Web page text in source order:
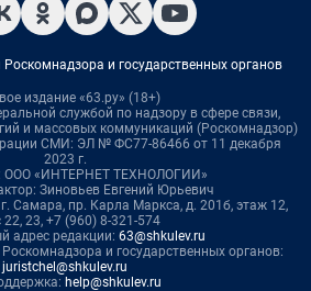
и государственных органов
издание «63.ру» (18+)
службой по надзору в сфере связи,
и массовых коммуникаций (Роскомнадзор)
СМИ: ЭЛ № ФС77-86466 от 11 декабря
2023 г.
ООО «ИНТЕРНЕТ ТЕХНОЛОГИИ»
Зиновьев Евгений Юрьевич
Самара, пр. Карла Маркса, д. 201б, этаж 12,
23, +7 (960) 8-321-574
адрес редакции: 63@shkulev.ru
и государственных органов:
juristchel@shkulev.ru
help@shkulev.ru